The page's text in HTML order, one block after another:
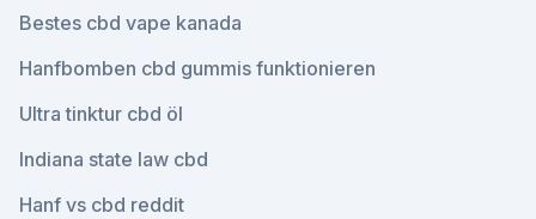
Bestes cbd vape kanada
Hanfbomben cbd gummis funktionieren
Ultra tinktur cbd öl
Indiana state law cbd
Hanf vs cbd reddit